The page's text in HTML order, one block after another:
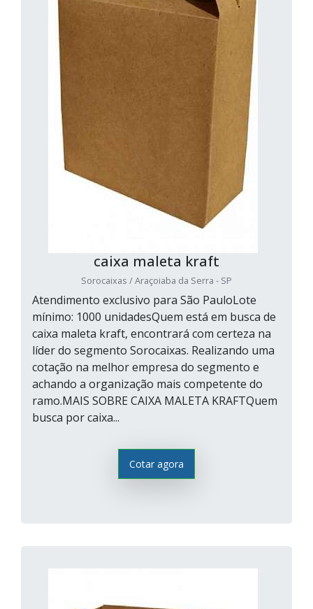
caixa maleta kraft
Sorocaixas / Araçoiaba da Serra - SP
Atendimento exclusivo para São PauloLote
mínimo: 1000 unidadesQuem está em busca de
caixa maleta kraft, encontrará com certeza na
líder do segmento Sorocaixas. Realizando uma
cotação na melhor empresa do segmento e
achando a organização mais competente do
ramo.MAIS SOBRE CAIXA MALETA KRAFTQuem
busca por caixa...
Cotar agora